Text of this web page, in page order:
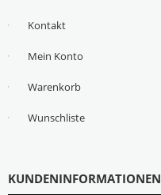
Kontakt
Mein Konto
Warenkorb
Wunschliste
KUNDENINFORMATIONEN